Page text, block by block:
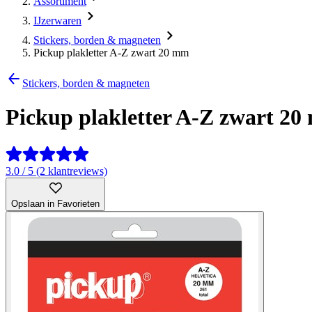
IJzerwaren
Stickers, borden & magneten
Pickup plakletter A-Z zwart 20 mm
Stickers, borden & magneten
Pickup plakletter A-Z zwart 20
3.0 / 5 (2 klantreviews)
Opslaan in Favorieten